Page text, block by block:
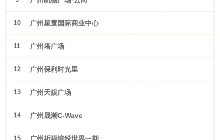
10 广州星寰国际商业中心
11 广州塔广场
12 广州保利时光里
13 广州天娱广场
14 广州晟潮C-Wave
15